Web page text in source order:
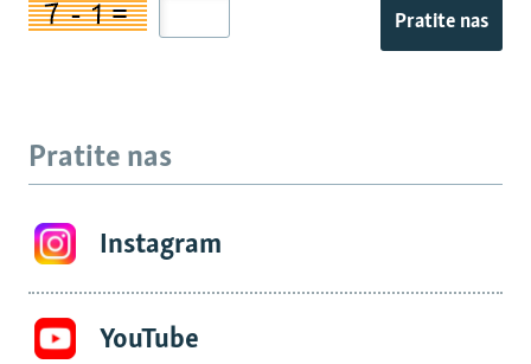
Pratite nas
Pratite nas
Instagram
YouTube